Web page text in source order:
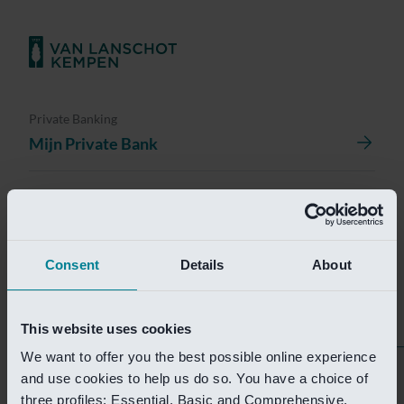
Consent Details About
This website uses cookies
We want to offer you the best possible online experience
and use cookies to help us do so. You have a choice of
three profiles: Essential, Basic and Comprehensive.
Private Banking
Mijn Private Bank
Investment Banking
Van Lanschot Kempen Research
Helaas is deze pagina